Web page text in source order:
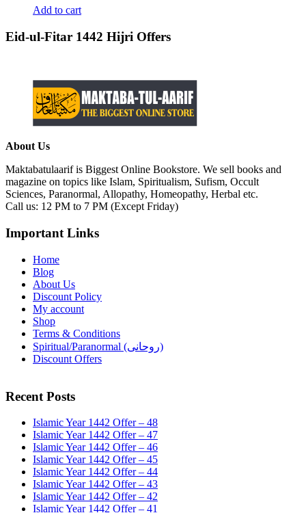
Add to cart
Eid-ul-Fitar 1442 Hijri Offers
About Us
Maktabatulaarif is Biggest Online Bookstore. We sell books and
magazine on topics like Islam, Spiritualism, Sufism, Occult
Sciences, Paranormal, Allopathy, Homeopathy, Herbal etc.
Call us: 12 PM to 7 PM (Except Friday)
Important Links
Home
Blog
About Us
Discount Policy
My account
Shop
Terms & Conditions
Spiritual/Paranormal (روحانی)
Discount Offers
Recent Posts
Islamic Year 1442 Offer – 48
Islamic Year 1442 Offer – 47
Islamic Year 1442 Offer – 46
Islamic Year 1442 Offer – 45
Islamic Year 1442 Offer – 44
Islamic Year 1442 Offer – 43
Islamic Year 1442 Offer – 42
Islamic Year 1442 Offer – 41